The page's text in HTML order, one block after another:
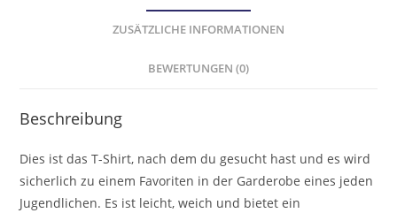
ZUSÄTZLICHE INFORMATIONEN
BEWERTUNGEN (0)
Beschreibung
Dies ist das T-Shirt, nach dem du gesucht hast und es wird
sicherlich zu einem Favoriten in der Garderobe eines jeden
Jugendlichen. Es ist leicht, weich und bietet ein